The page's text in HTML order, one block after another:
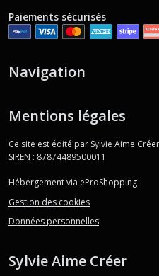
Paiements sécurisés
Navigation
Mentions légales
Ce site est édité par Sylvie Aime
SIREN : 87874489500011
Hébergement via eProShopping
Gestion des cookies
Données personnelles
Sylvie Aime Créer